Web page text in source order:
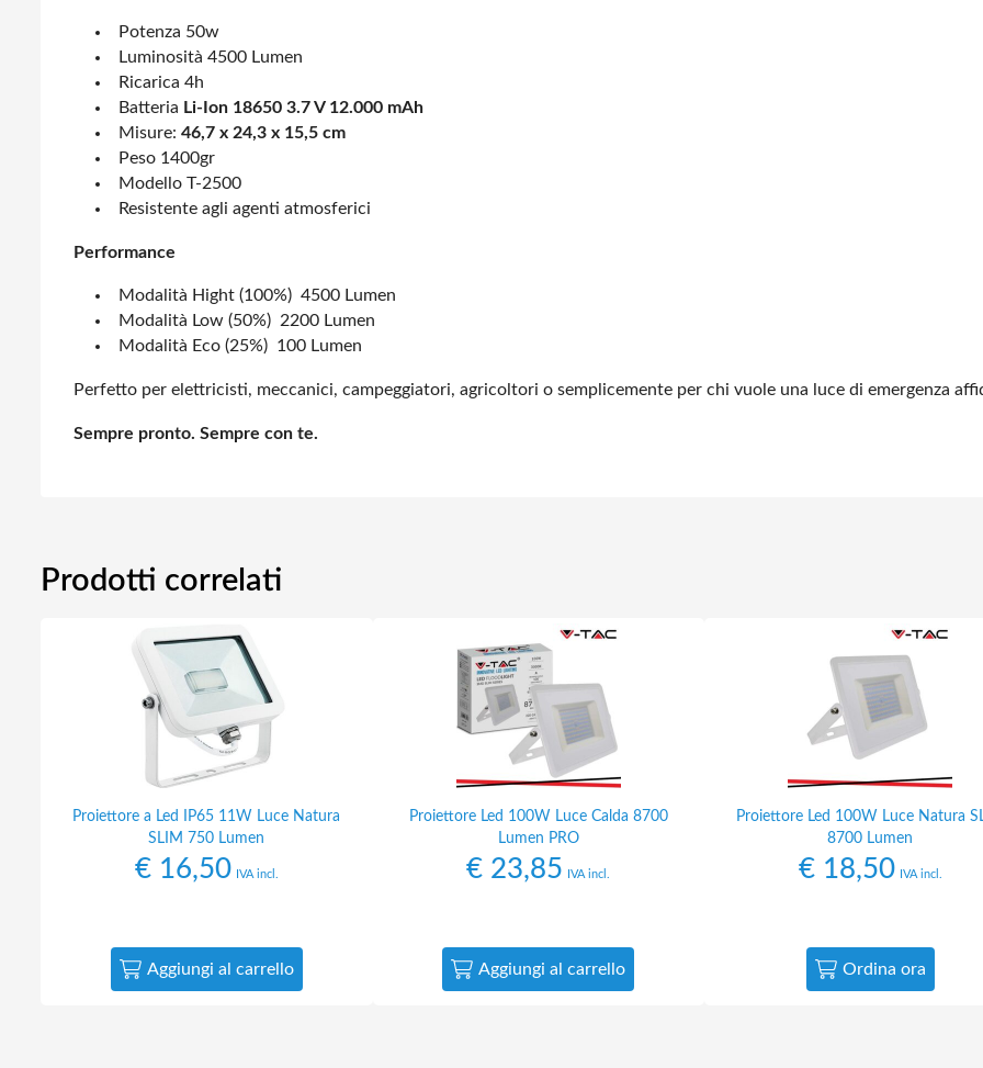
Potenza 50w
Luminosità 4500 Lumen
Ricarica 4h
Batteria Li-Ion 18650 3.7 V 12.000 mAh
Misure: 46,7 x 24,3 x 15,5 cm
Peso 1400gr
Modello T-2500
Resistente agli agenti atmosferici
Performance
Modalità Hight (100%) 4500 Lumen
Modalità Low (50%) 2200 Lumen
Modalità Eco (25%) 100 Lumen
Perfetto per elettricisti, meccanici, campeggiatori, agricoltori o semplicemente per chi vuole una luce di emergenza
Sempre pronto. Sempre con te.
Prodotti correlati
Proiettore a Led IP65 11W Luce Natura
SLIM 750 Lumen
€16,50 IVA incl.
Aggiungi al carrello
Proiettore Led 100W Luce Calda 8700
Lumen PRO
€ 23,85 IVA incl.
Aggiungi al carrello
Proiettore Led 100W Luce Natura
8700 Lumen
€18,50 IVA incl.
Ordina ora